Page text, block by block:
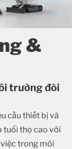
&
trường đòi
cầu thiết bị và
tuổi thọ cao với
trong môi